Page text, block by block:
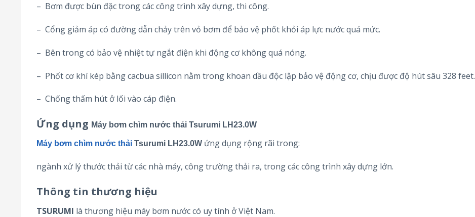
– Bơm được bùn đặc trong các công trình xây dựng, thi công.
– Cổng giảm áp có đường dẫn chảy trên vỏ bơm để bảo vệ phốt khỏi áp lực nước quá mức.
– Bên trong có bảo vệ nhiệt tự ngắt điện khi động cơ không quá nóng.
– Phốt cơ khí kép bằng cacbua sillicon nằm trong khoan dầu độc lập bảo vệ động cơ, chịu được độ hút sâu 328 feet.
– Chống thấm hút ở lối vào cáp điện.
Ứng dụng Máy bơm chìm nước thải Tsurumi LH23.0W
Máy bơm chìm nước thải Tsurumi LH23.0W ứng dụng rộng rãi trong:
ngành xử lý thước thải từ các nhà máy, công trường thải ra, trong các công trình xây dựng lớn.
Thông tin thương hiệu
TSURUMI là thương hiệu máy bơm nước có uy tính ở Việt Nam.